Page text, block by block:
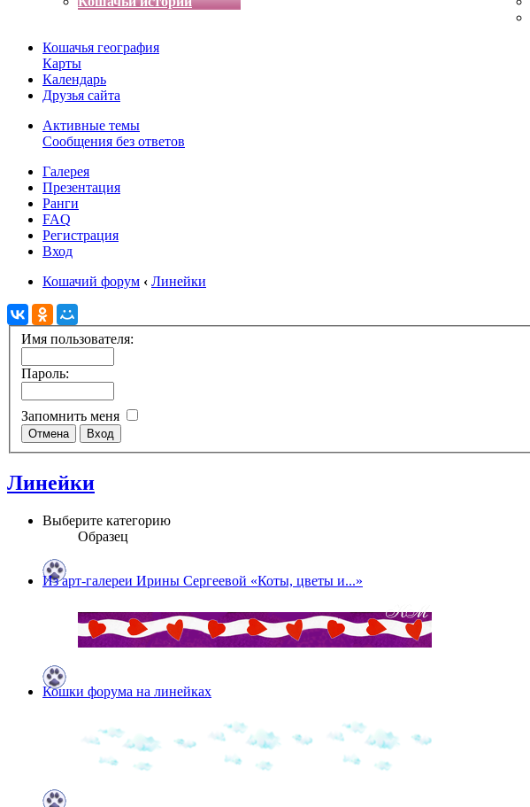
Кошачья география
Карты
Календарь
Друзья сайта
Активные темы
Сообщения без ответов
Галерея
Презентация
Ранги
FAQ
Регистрация
Вход
Кошачий форум ‹ Линейки
Имя пользователя:
Пароль:
Запомнить меня
Линейки
Выберите категорию
Образец
Из арт-галереи Ирины Сергеевой «Коты, цветы и...»
Кошки форума на линейках